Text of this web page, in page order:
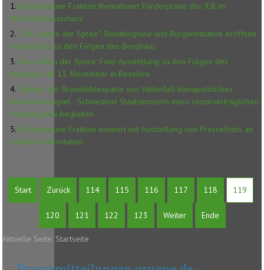
Bündnisgrüne Fraktion thematisiert Förderpraxis der ILB im
Wirtschaftsausschuss
"Das Leiden der Spree": Bündnisgrüne und Bürgerinitiative eröffnen
Ausstellung zu den Folgen des Bergbaus
Das Leiden der Spree: Foto-Ausstellung zu den Folgen des
Bergbaus ab 13. November in Beeskow
Verkauf der Braunkohlesparte von Vattenfall klimapolitisches
Nullsummenspiel - Schwedens Staatskonzern muss sozialverträglichen
Ausstieg aktiv begleiten
Bündnisgrüne Fraktion erinnert mit Ausstellung von Pressefotos an
friedliche Revolution
Start Zurück 114 115 116 117 118 119
120 121 122 123 Weiter Ende
Aktuelle Seite: Startseite